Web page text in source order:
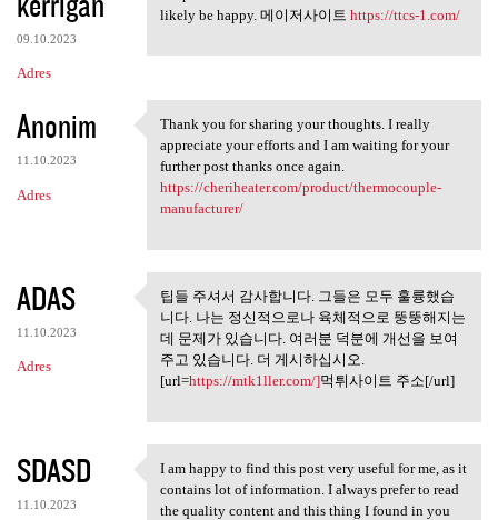
09.10.2023
Adres
likely be happy. 메이저사이트 https://ttcs-1.com/
Anonim
11.10.2023
Adres
Thank you for sharing your
Thank you for sharing your thoughts. I really
appreciate your efforts and I am waiting for your
further post thanks once again.
https://cheriheater.com/product/thermocouple-
manufacturer/
ADAS
11.10.2023
Adres
팁들 주셔서 감사합니다. 그들은
모두 훌륭했습니다.
팁들 주셔서 감사합니다. 그들은 모두 훌륭했습
니다. 나는 정신적으로나 육체적으로 뚱뚱해지는
데 문제가 있습니다. 여러분 덕분에 개선을 보여
주고 있습니다. 더 게시하십시오.
[url=https://mtk1ller.com/]먹튀사이트 주소[/url]
SDASD
11.10.2023
I am happy to find this post
I am happy to find this post very useful for me, as it
contains lot of information. I always prefer to read
the quality content and this thing I found in you